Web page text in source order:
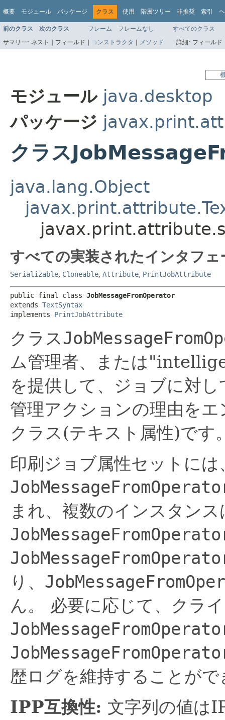
概要 モジュール パッケージ クラス 使用 階層ツリー 非推奨 索引
前のクラス 次のクラス フレーム フレームなし
すべてのクラス
サマリー: ネスト | フィールド | コンストラクタ | メソッド 詳細: フィール
モジュール java.desktop
パッケージ
クラス
java.lang.Object
すべての実装されたインタフ
Serializable Cloneable Attribute PrintJobAttribute
public final class JobMessageFromOperator
extends TextSyntax
implements PrintJobAttribute
クラス
ム管理者、または
を提供して、ジョブに対
管理アクションの理由を
クラス(テキスト属性)です
印刷ジョブ属性セットに
まれ、複数のインスタン
り、
ん。 必要に応じて、クラ
歴ログを維持することがで
IPP互換性: 文字列の値は